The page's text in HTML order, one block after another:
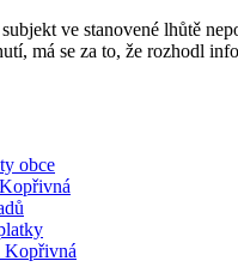
ve stanovené lhůtě
má se za to, že rozhodl
obce
Kopřivná